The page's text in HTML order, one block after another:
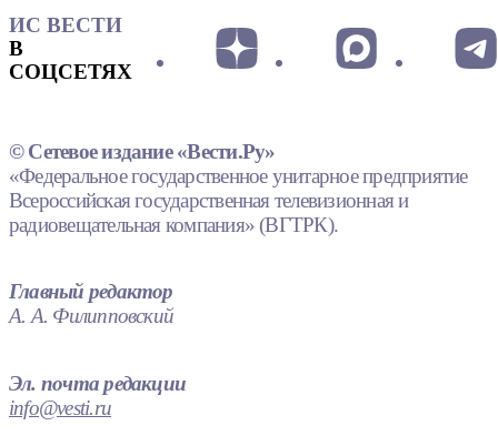
ИС ВЕСТИ
В
СОЦСЕТЯХ
© Сетевое издание «Вести.Ру»
«Федеральное государственное унитарное предприятие
Всероссийская государственная телевизионная и
радиовещательная компания» (ВГТРК).
Главный редактор
А. А. Филипповский
Эл. почта редакции
info@vesti.ru